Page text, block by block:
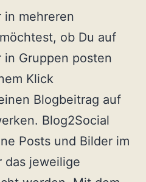
in mehreren
ob Du auf
Gruppen posten
Klick
Blogbeitrag auf
Blog2Social
Posts und Bilder im
das jeweilige